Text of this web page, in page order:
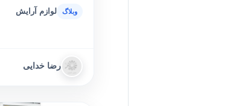
لوازم آرایش
رضا خدایی